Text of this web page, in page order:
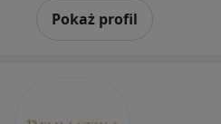
Pokaż profil